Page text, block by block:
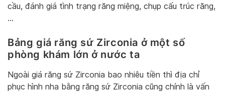
cầu, đánh giá tình trạng răng miệng, chụp cấu trúc răng,
…
Bảng giá răng sứ Zirconia ở một số
phòng khám lớn ở nước ta
Ngoài giá răng sứ Zirconia bao nhiêu tiền thì địa chỉ
phục hình nha bằng răng sứ Zirconia cũng chính là vấn